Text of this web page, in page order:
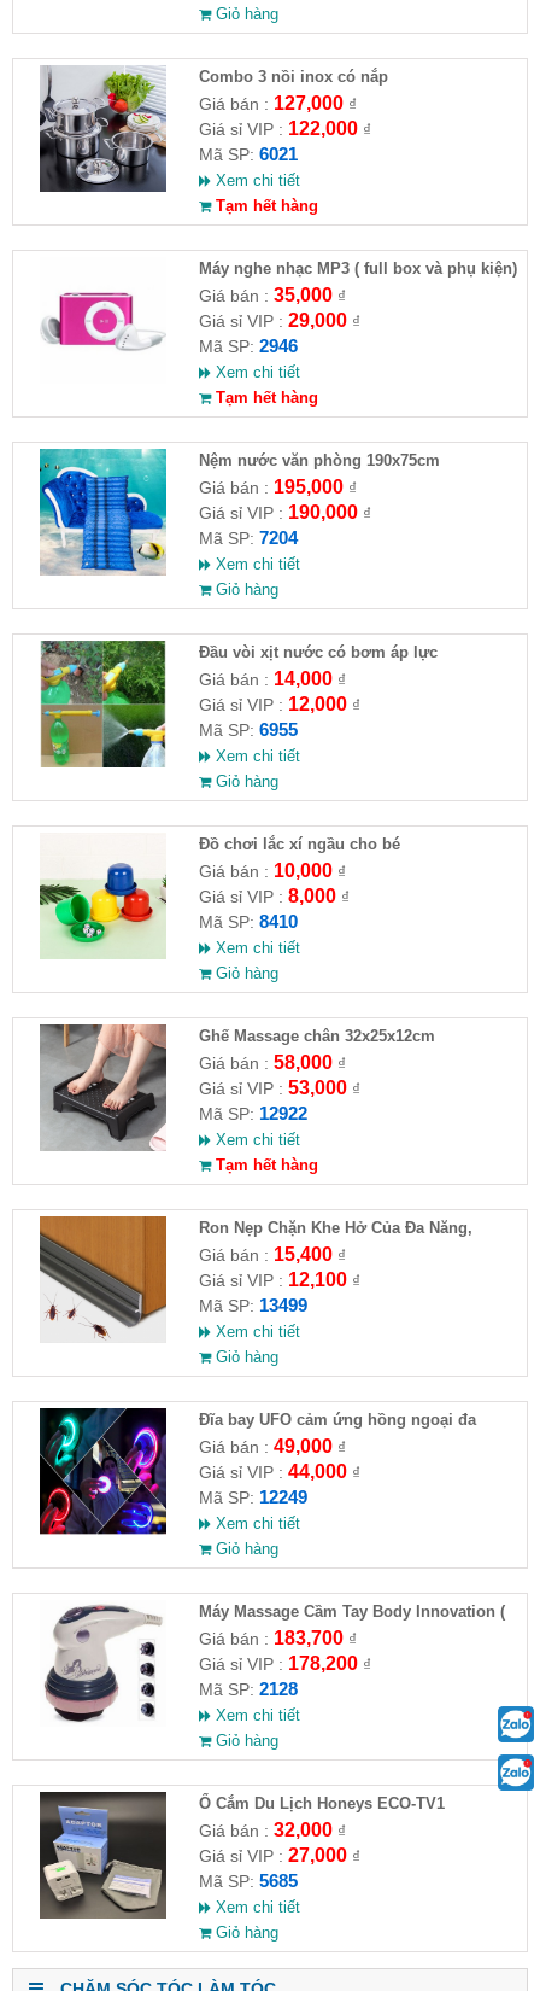
Giỏ hàng
Combo 3 nồi inox có nắp
Giá bán : 127,000₫
Giá sỉ VIP : 122,000₫
Mã SP: 6021
Xem chi tiết
Tạm hết hàng
Máy nghe nhạc MP3 ( full box và phụ kiện)
Giá bán : 35,000₫
Giá sỉ VIP : 29,000₫
Mã SP: 2946
Xem chi tiết
Tạm hết hàng
Nệm nước văn phòng 190x75cm
Giá bán : 195,000₫
Giá sỉ VIP : 190,000₫
Mã SP: 7204
Xem chi tiết
Giỏ hàng
Đầu vòi xịt nước có bơm áp lực
Giá bán : 14,000₫
Giá sỉ VIP : 12,000₫
Mã SP: 6955
Xem chi tiết
Giỏ hàng
Đồ chơi lắc xí ngầu cho bé
Giá bán : 10,000₫
Giá sỉ VIP : 8,000₫
Mã SP: 8410
Xem chi tiết
Giỏ hàng
Ghế Massage chân 32x25x12cm
Giá bán : 58,000₫
Giá sỉ VIP : 53,000₫
Mã SP: 12922
Xem chi tiết
Tạm hết hàng
Ron Nẹp Chặn Khe Hở Của Đa Năng,
Chống Côn Trùng( HĐ )
Giá bán : 15,400₫
Giá sỉ VIP : 12,100₫
Mã SP: 13499
Xem chi tiết
Giỏ hàng
Đĩa bay UFO cảm ứng hồng ngoại đa
chiều tự động bay về
Giá bán : 49,000₫
Giá sỉ VIP : 44,000₫
Mã SP: 12249
Xem chi tiết
Giỏ hàng
Máy Massage Cầm Tay Body Innovation (
HĐ )
Giá bán : 183,700₫
Giá sỉ VIP : 178,200₫
Mã SP: 2128
Xem chi tiết
Giỏ hàng
Ổ Cắm Du Lịch Honeys ECO-TV1
Giá bán : 32,000₫
Giá sỉ VIP : 27,000₫
Mã SP: 5685
Xem chi tiết
Giỏ hàng